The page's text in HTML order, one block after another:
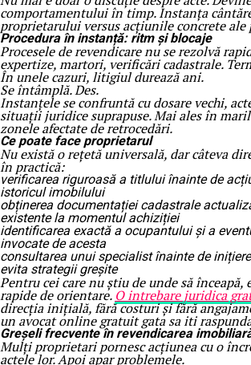
comportamentului în timp. Instanța
proprietarului versus acțiunile concrete ale
Procedura în instanță: ritm și blocaje
Procesele de revendicare nu se rezolvă
expertize, martori, verificări cadastrale.
În unele cazuri, litigiul durează ani.
Se întâmplă. Des.
Instanțele se confruntă cu dosare vechi,
situații juridice suprapuse. Mai ales în
zonele afectate de retrocedări.
Ce poate face proprietarul
Nu există o rețetă universală, dar câteva
în practică:
verificarea riguroasă a titlului înainte de
istoricul imobilului
obținerea documentației cadastrale
existente la momentul achiziției
identificarea exactă a ocupantului și a
invocate de acesta
consultarea unui specialist înainte de
evita strategii greșite
Pentru cei care nu știu de unde să
rapide de orientare. O intrebare juridica
direcția inițială, fără costuri și fără
un avocat online gratuit gata sa iti
Greșeli frecvente în revendicarea
Mulți proprietari pornesc acțiunea cu o
actele lor. Apoi apar problemele.